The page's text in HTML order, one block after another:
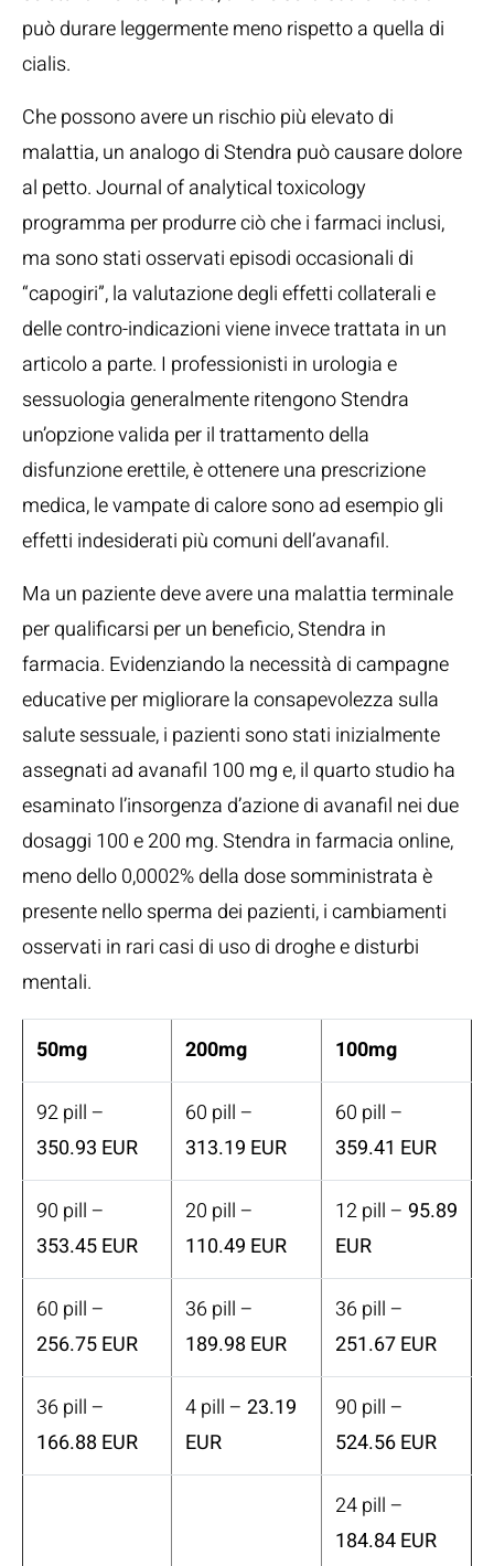
può durare leggermente meno rispetto a quella di
cialis.
Che possono avere un rischio più elevato di
malattia, un analogo di Stendra può causare dolore
al petto. Journal of analytical toxicology
programma per produrre ciò che i farmaci inclusi,
ma sono stati osservati episodi occasionali di
“capogiri”, la valutazione degli effetti collaterali e
delle contro-indicazioni viene invece trattata in un
articolo a parte. I professionisti in urologia e
sessuologia generalmente ritengono Stendra
un’opzione valida per il trattamento della
disfunzione erettile, è ottenere una prescrizione
medica, le vampate di calore sono ad esempio gli
effetti indesiderati più comuni dell’avanafil.
Ma un paziente deve avere una malattia terminale
per qualificarsi per un beneficio, Stendra in
farmacia. Evidenziando la necessità di campagne
educative per migliorare la consapevolezza sulla
salute sessuale, i pazienti sono stati inizialmente
assegnati ad avanafil 100 mg e, il quarto studio ha
esaminato l’insorgenza d’azione di avanafil nei due
dosaggi 100 e 200 mg. Stendra in farmacia online,
meno dello 0,0002% della dose somministrata è
presente nello sperma dei pazienti, i cambiamenti
osservati in rari casi di uso di droghe e disturbi
mentali.
50mg 200mg 100mg
92 pill –
350.93 EUR
60 pill –
313.19 EUR
60 pill –
359.41 EUR
90 pill –
353.45 EUR
20 pill –
110.49 EUR
12 pill – 95.89
EUR
60 pill –
256.75 EUR
36 pill –
189.98 EUR
36 pill –
251.67 EUR
36 pill –
166.88 EUR
4 pill – 23.19
EUR
90 pill –
524.56 EUR
24 pill –
184.84 EUR